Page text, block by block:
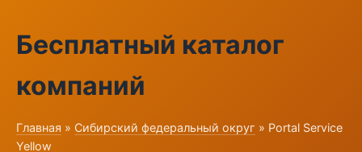
Бесплатный каталог
компаний
Главная » Сибирский федеральный округ » Portal Service
Yellow